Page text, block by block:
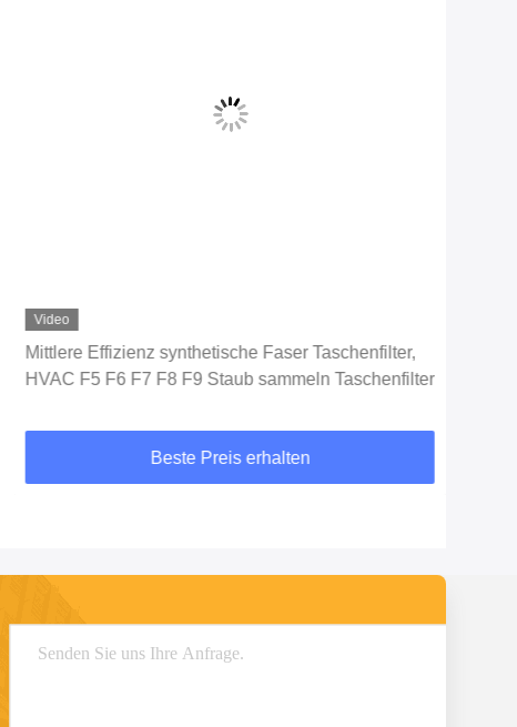
Video
Mittlere Effizienz synthetische Faser Taschenfilter,
HVAC F5 F6 F7 F8 F9 Staub sammeln Taschenfilter
Beste Preis erhalten